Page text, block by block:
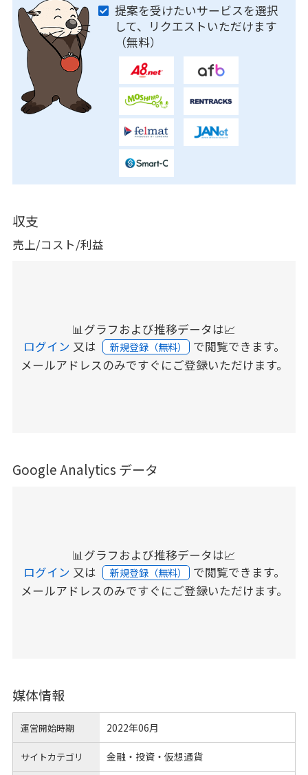
提案を受けたいサービスを選択
して、リクエストいただけます
（無料）
収支
売上/コスト/利益
📊グラフおよび推移データは📈
ログイン 又は 新規登録（無料） で閲覧できます。
メールアドレスのみですぐにご登録いただけます。
Google Analytics データ
📊グラフおよび推移データは📈
ログイン 又は 新規登録（無料） で閲覧できます。
メールアドレスのみですぐにご登録いただけます。
媒体情報
運営開始時期 2022年06月
サイトカテゴリ 金融・投資・仮想通貨